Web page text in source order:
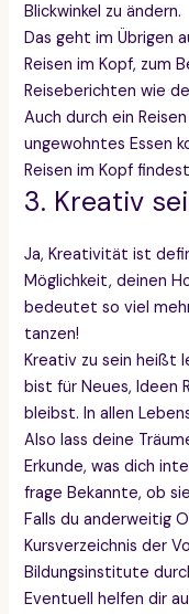
Blickwinkel zu ändern.
Das geht im Übrigen
Reisen im Kopf, zum
Reiseberichten wie
Auch durch ein
ungewohntes Essen
Reisen im Kopf
3. Kreativ
Ja, Kreativität ist
Möglichkeit, deinen
bedeutet so viel
tanzen!
Kreativ zu sein heißt
bist für Neues, Ideen
bleibst. In allen
Also lass deine
Erkunde, was dich
frage Bekannte, ob
Falls du anderweitig
Kursverzeichnis der
Bildungsinstitute
Eventuell helfen dir